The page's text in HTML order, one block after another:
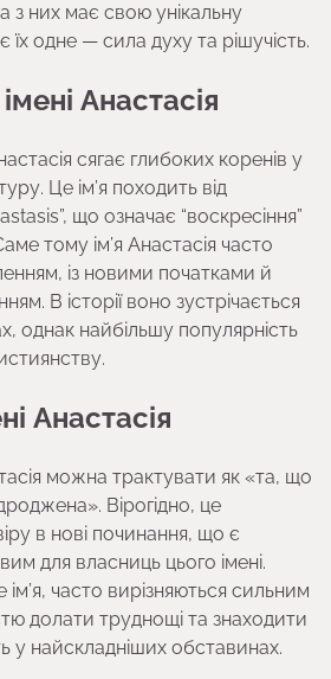
з них має свою унікальну
їх одне — сила духу та рішучість.
Анастасія
сягає глибоких коренів у
Це ім’я походить від
що означає “воскресіння”
тому ім’я Анастасія часто
із новими початками й
В історії воно зустрічається
однак найбільшу популярність
Анастасія
можна трактувати як «та, що
Вірогідно, це
в нові починання, що є
для власниць цього імені.
ім’я, часто вирізняються сильним
долати труднощі та знаходити
у найскладніших обставинах.